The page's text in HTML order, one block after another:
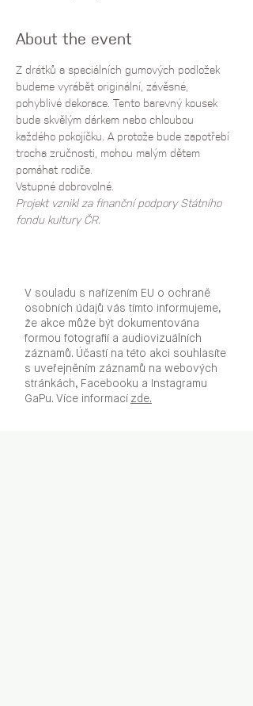
About the event
Z drátků a speciálních gumových podložek
budeme vyrábět originální, závěsné,
pohyblivé dekorace. Tento barevný kousek
bude skvělým dárkem nebo chloubou
každého pokojíčku. A protože bude zapotřebí
trocha zručnosti, mohou malým dětem
pomáhat rodiče.
Vstupné dobrovolné.
Projekt vznikl za finanční podpory Státního
fondu kultury ČR.
V souladu s nařízením EU o ochraně
osobních údajů vás tímto informujeme,
že akce může být dokumentována
formou fotografií a audiovizuálních
záznamů. Účastí na této akci souhlasíte
s uveřejněním záznamů na webových
stránkách, Facebooku a Instagramu
GaPu. Více informací zde.